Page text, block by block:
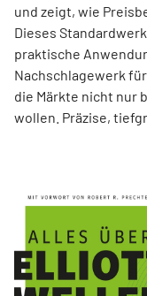
und zeigt, wie
Dieses
praktische
Nachschlagewerk
die Märkte nicht nur
wollen. Präzise,